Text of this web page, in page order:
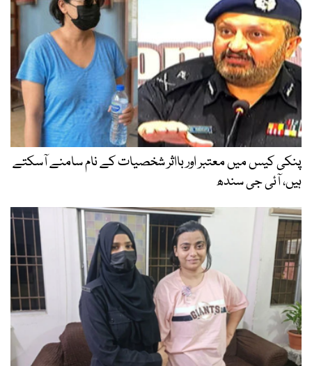
پنکی کیس میں معتبر اور بااثر شخصیات کے نام سامنے آسکتے
ہیں، آئی جی سندھ